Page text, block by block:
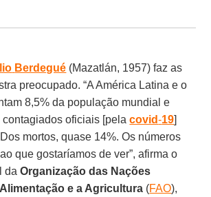
Berdegué (Mazatlán, 1957) faz as
preocupado. “A América Latina e o
8,5% da população mundial e
contagiados oficiais [pelacovid-19]
mortos, quase 14%. Os números
que gostaríamos de ver”, afirma o
daOrganização das Nações
e a Agricultura (FAO),